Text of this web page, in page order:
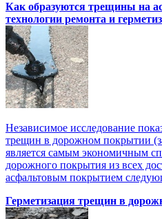
Как образуются трещины на
технологии ремонта и
Независимое исследование
трещин в дорожном покрытии
является самым экономичным
дорожного покрытия из всех
асфальтовым покрытием
Герметизация трещин в